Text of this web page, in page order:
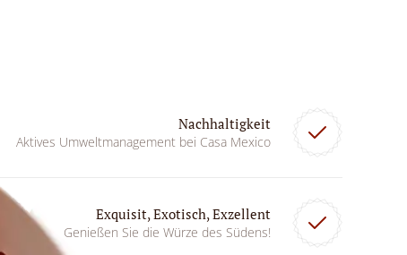
Nachhaltigkeit
Aktives Umweltmanagement bei Casa Mexico
Exquisit, Exotisch, Exzellent
Genießen Sie die Würze des Südens!